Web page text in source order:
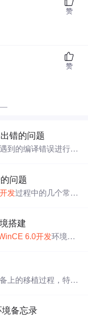
赞
赞
错的问题
到的编译错误进行了
问题
开发过程中的几个常见
开发者可以顺利解决
。
搭建
6.0开发环境的
拟器和特定设备SD
关组件可根据实际
上的移植过程，特别
操作系统。EBOOT
境备忘录